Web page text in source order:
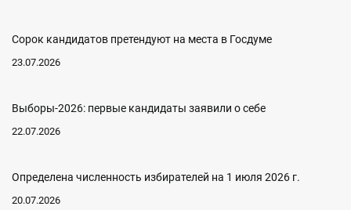
Сорок кандидатов претендуют на места в Госдуме
23.07.2026
Выборы-2026: первые кандидаты заявили о себе
22.07.2026
Определена численность избирателей на 1 июля 2026 г.
20.07.2026